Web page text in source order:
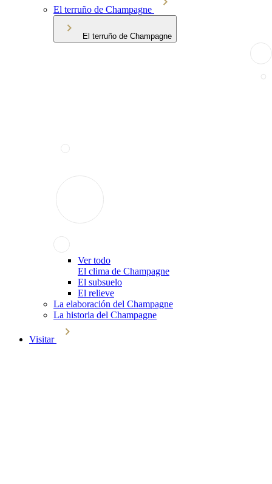
El terruño de Champagne
El terruño de Champagne
Ver todo
El clima de Champagne
El subsuelo
El relieve
La elaboración del Champagne
La historia del Champagne
Visitar